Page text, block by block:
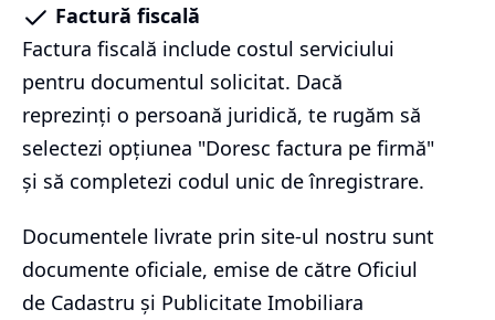
Factură fiscală
Factura fiscală include costul serviciului
pentru documentul solicitat. Dacă
reprezinți o persoană juridică, te rugăm să
selectezi opțiunea "Doresc factura pe firmă"
și să completezi codul unic de înregistrare.
Documentele livrate prin site-ul nostru sunt
documente oficiale, emise de către Oficiul
de Cadastru și Publicitate Imobiliara